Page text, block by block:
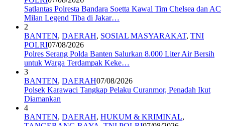
Satlantas Polresta Bandara Soetta Kawal Tim Chelsea dan AC
Milan Legend Tiba di Jakar…
2
BANTEN, DAERAH, SOSIAL MASYARAKAT, TNI
POLRI07/08/2026
Polres Serang Polda Banten Salurkan 8.000 Liter Air Bersih
untuk Warga Terdampak Keke…
3
BANTEN, DAERAH07/08/2026
Polsek Karawaci Tangkap Pelaku Curanmor, Penadah Ikut
Diamankan
4
BANTEN, DAERAH, HUKUM & KRIMINAL,